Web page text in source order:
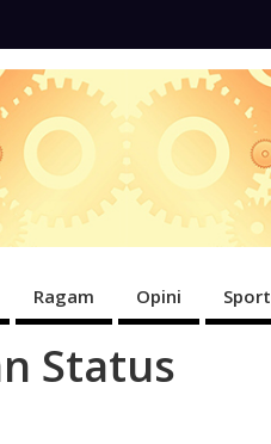
Ragam Opini Sport
Status